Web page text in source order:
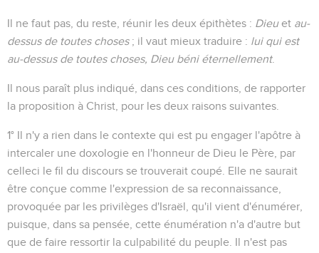
Il ne faut pas, du reste, réunir les deux épithètes : Dieuet au-
dessus de toutes choses; il vaut mieux traduire : lui qui est
au-dessus de toutes choses, Dieu béni éternellement.
Il nous paraît plus indiqué, dans ces conditions, de rapporter
la proposition à Christ, pour les deux raisons suivantes.
1° Il n'y a rien dans le contexte qui est pu engager l'apôtre à
intercaler une doxologie en l'honneur de Dieu le Père, par
celleci le fil du discours se trouverait coupé. Elle ne saurait
être conçue comme l'expression de sa reconnaissance,
provoquée par les privilèges d'Israël, qu'il vient d'énumérer,
puisque, dans sa pensée, cette énumération n'a d'autre but
que de faire ressortir la culpabilité du peuple. Il n'est pas